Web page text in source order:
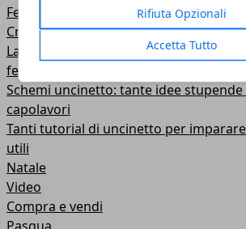
Rifiuta Opzionali
Accetta Tutto
Festa della mamma
Craft & DIY
Lavoretti per le feste: tante idee e
festeggiare in allegria
Schemi uncinetto: tante idee
capolavori
Tanti tutorial di uncinetto per
utili
Natale
Video
Compra e vendi